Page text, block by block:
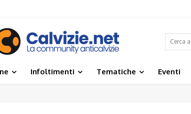
Infoltimenti Tematiche Eventi